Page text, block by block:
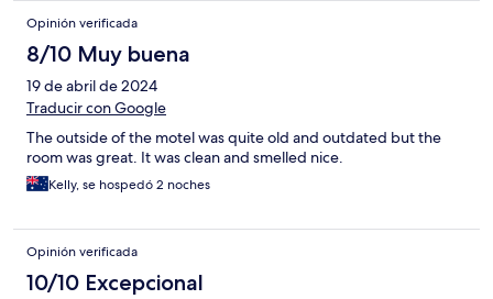
Opinión verificada
8/10 Muy buena
19 de abril de 2024
Traducir con Google
The outside of the motel was quite old and outdated but the
room was great. It was clean and smelled nice.
Kelly, se hospedó 2 noches
Opinión verificada
10/10 Excepcional